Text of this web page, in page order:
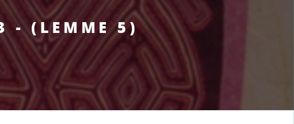
- (LEMME 5)